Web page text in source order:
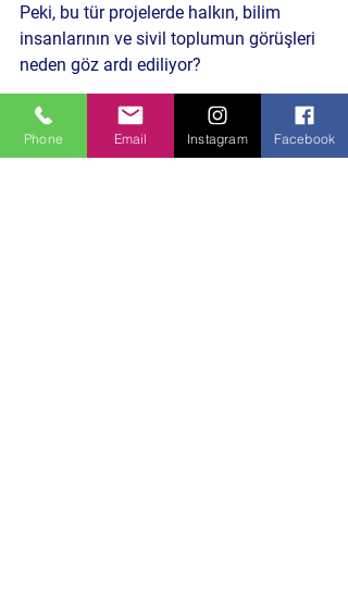
Peki, bu tür projelerde halkın, bilim
insanlarının ve sivil toplumun görüşleri
neden göz ardı ediliyor?
Politika ve Toplum
Phone Email Instagram Facebook